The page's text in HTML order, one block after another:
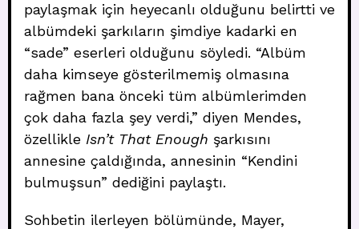
paylaşmak için heyecanlı olduğunu belirtti ve
albümdeki şarkıların şimdiye kadarki en
“sade” eserleri olduğunu söyledi. “Albüm
daha kimseye gösterilmemiş olmasına
rağmen bana önceki tüm albümlerimden
çok daha fazla şey verdi,” diyen Mendes,
özellikle Isn’t That Enough şarkısını
annesine çaldığında, annesinin “Kendini
bulmuşsun” dediğini paylaştı.
Sohbetin ilerleyen bölümünde, Mayer,